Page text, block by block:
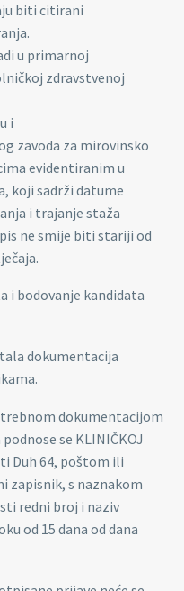
biti citirani
u primarnoj
zdravstvenoj
i
zavoda za mirovinsko
evidentiranim u
koji sadrži datume
i trajanje staža
ne smije biti stariji od
i bodovanje kandidata
dokumentacija
dokumentacijom
se KLINIČKOJ
Duh 64, poštom ili
zapisnik, s naznakom
redni broj i naziv
od 15 dana od dana